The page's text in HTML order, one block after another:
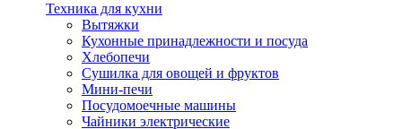
Техника для кухни
Вытяжки
Кухонные принадлежности и посуда
Хлебопечи
Сушилка для овощей и фруктов
Мини-печи
Посудомоечные машины
Чайники электрические